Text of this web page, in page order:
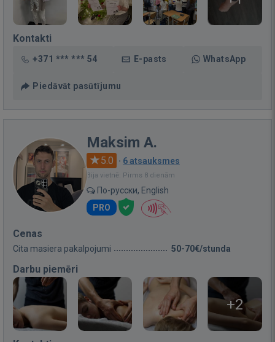
Kontakti
+371 *** *** 54 E-pasts WhatsApp
Piedāvāt pasūtījumu
Maksim A.
5.0 · 6 atsauksmes
Bija vietnē: Pirms 8 dienām
По-русски, English
PRO
Cenas
Cita masiera pakalpojumi 50-70€/stunda
Darbu piemēri
+2